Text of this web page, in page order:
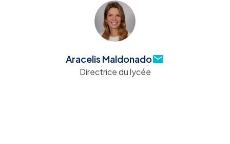
Aracelis Maldonado
Directrice du lycée